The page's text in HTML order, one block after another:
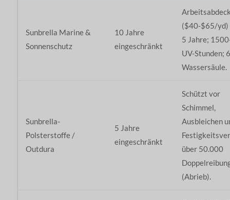
Sunbrella Marine &
Sonnenschutz
10 Jahre
eingeschränkt
($40-$65/yd)
5 Jahre;
UV-Stunden;
Wassersäule.
Sunbrella-
Polsterstoffe /
Outdura
5 Jahre
eingeschränkt
Schützt vor
Schimmel,
Ausbleichen
über 50.000
(Abrieb).